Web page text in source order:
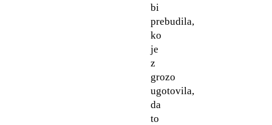
bi
prebudila,
ko
je
z
grozo
ugotovila,
da
to